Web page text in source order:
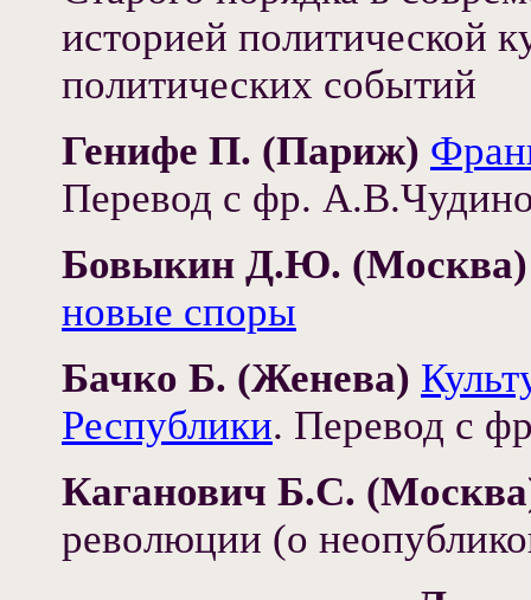
историей политической
политических событий
Генифе П. (Париж)
Перевод с фр.
Бовыкин Д.Ю. (Москва)
новые споры
Бачко Б. (Женева)
Республики. Перевод с
Каганович Б.С.
революции (о